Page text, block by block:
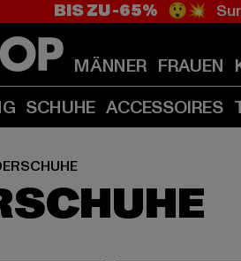
BIS ZU -65% 😲💥
MÄNNER FRAUEN
SCHUHE ACCESSOIRES